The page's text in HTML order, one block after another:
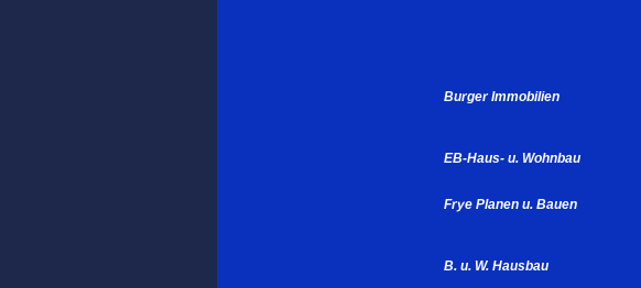
Burger Immobilien
EB-Haus- u. Wohnbau
Frye Planen u. Bauen
B. u. W. Hausbau